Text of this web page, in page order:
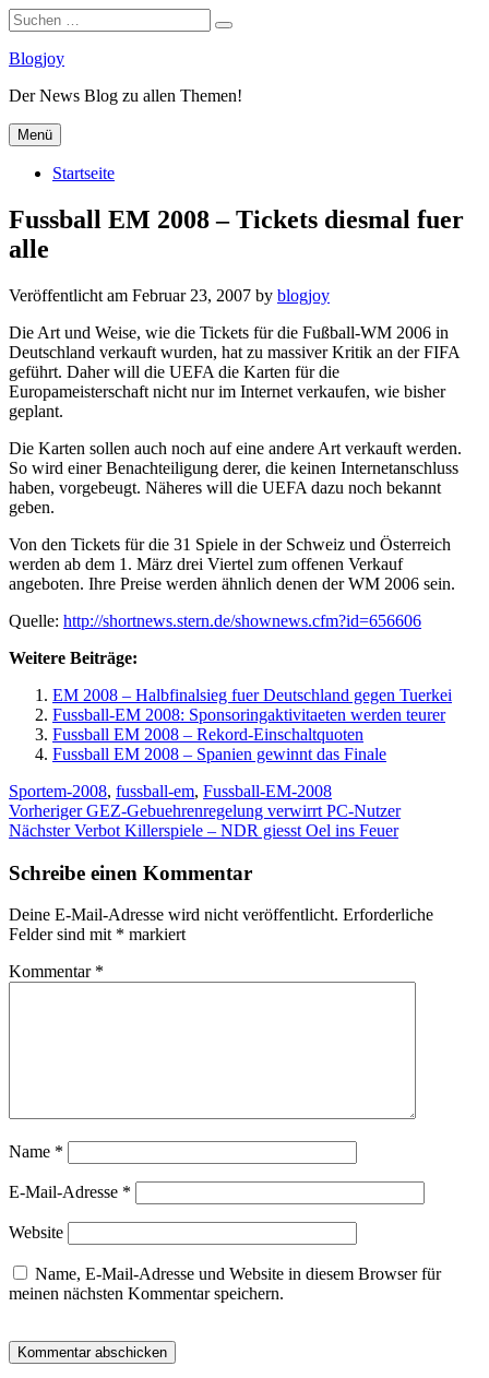
Suchen
nach:
Suchen
Zum
springen
Blogjoy
Der News Blog zu allen Themen!
Menü
Startseite
Fussball EM 2008 – Tickets diesmal fuer
alle
Veröffentlicht am Februar 23, 2007 by blogjoy
Die Art und Weise, wie die Tickets für die Fußball-WM 2006 in
Deutschland verkauft wurden, hat zu massiver Kritik an der FIFA
geführt. Daher will die UEFA die Karten für die
Europameisterschaft nicht nur im Internet verkaufen, wie bisher
geplant.
Die Karten sollen auch noch auf eine andere Art verkauft werden.
So wird einer Benachteiligung derer, die keinen Internetanschluss
haben, vorgebeugt. Näheres will die UEFA dazu noch bekannt
geben.
Von den Tickets für die 31 Spiele in der Schweiz und Österreich
werden ab dem 1. März drei Viertel zum offenen Verkauf
angeboten. Ihre Preise werden ähnlich denen der WM 2006 sein.
Quelle: http://shortnews.stern.de/shownews.cfm?id=656606
Weitere Beiträge:
EM 2008 – Halbfinalsieg fuer Deutschland gegen Tuerkei
Fussball-EM 2008: Sponsoringaktivitaeten werden teurer
Fussball EM 2008 – Rekord-Einschaltquoten
Fussball EM 2008 – Spanien gewinnt das Finale
Kategorien
SportSchlagwörter
em-2008, fussball-em, Fussball-EM-2008
Beitragsnavigation
VorherigerVorheriger
Beitrag:
GEZ-Gebuehrenregelung verwirrt PC-Nutzer
NächsterNächster
Verbot Killerspiele – NDR giesst Oel ins Feuer
Schreibe einen Kommentar
Deine E-Mail-Adresse wird nicht veröffentlicht. Erforderliche
Felder sind mit * markiert
Kommentar *
Name *
E-Mail-Adresse *
Website
Name, E-Mail-Adresse und Website in diesem Browser für
meinen nächsten Kommentar speichern.